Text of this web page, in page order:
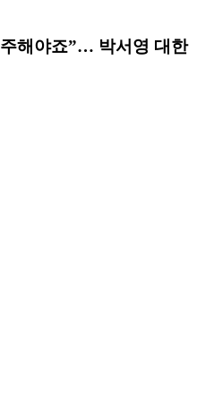
해야죠”… 박서영 대한